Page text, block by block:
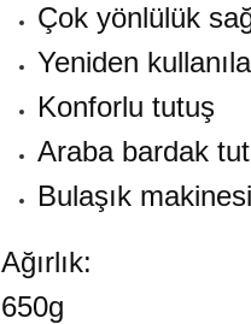
Çok yönlülük
Yeniden
Konforlu tutuş
Araba bardak
Bulaşık
Ağırlık:
650g 100